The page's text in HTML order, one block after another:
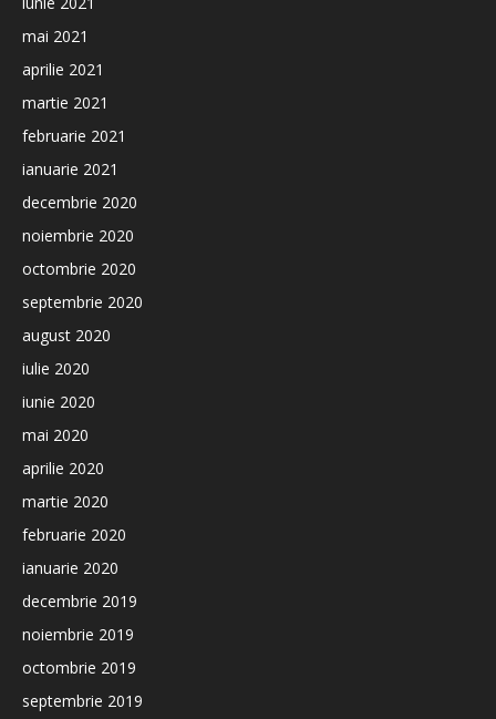
mai 2021
aprilie 2021
martie 2021
februarie 2021
ianuarie 2021
decembrie 2020
noiembrie 2020
octombrie 2020
septembrie 2020
august 2020
iulie 2020
iunie 2020
mai 2020
aprilie 2020
martie 2020
februarie 2020
ianuarie 2020
decembrie 2019
noiembrie 2019
octombrie 2019
septembrie 2019